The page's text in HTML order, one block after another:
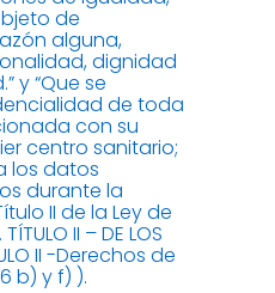
de
alguna,
dignidad
y “Que se
de toda
con su
centro sanitario;
los datos
durante la
II de la Ley de
II – DE LOS
II -Derechos de
b) y f) ).